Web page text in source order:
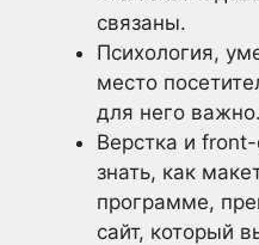
связаны.
Психология,
место
для него важно.
Верстка и
знать, как
программе,
сайт, который